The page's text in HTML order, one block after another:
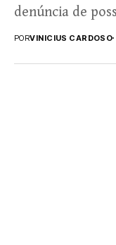
denúncia de
animal
PORVINICIUS CARDOSO